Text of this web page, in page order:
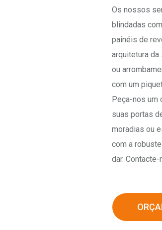
Os nossos
blindadas
painéis de
arquitetura da
ou
com um
Peça-nos um
suas portas
moradias ou
com a
dar.